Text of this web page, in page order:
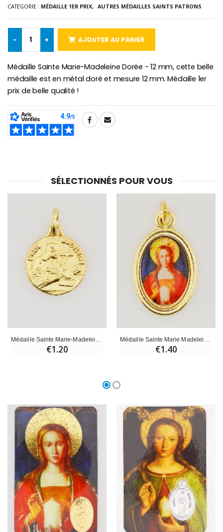
-10%
Bougie de Neuvaine Contre le Mal - Saint Michel
€5.50 €4.95
-25%
Lot de 20 Bougies de Neuvaine Blanches
€78.00 €58.50
€4.90
€2.50
€23.00
CATEGORIE : MÉDAILLE 1ER PRIX, AUTRES MÉDAILLES SAINTS PATRONS
- + AJOUTER AU PANIER
Médaille Sainte Marie-Madeleine Dorée - 12 mm, cette belle
médaille est en métal doré et mesure 12 mm. Médaille 1er
prix de belle qualité !
SHARE:
SÉLECTIONNÉS POUR VOUS
€1.20 €1.40